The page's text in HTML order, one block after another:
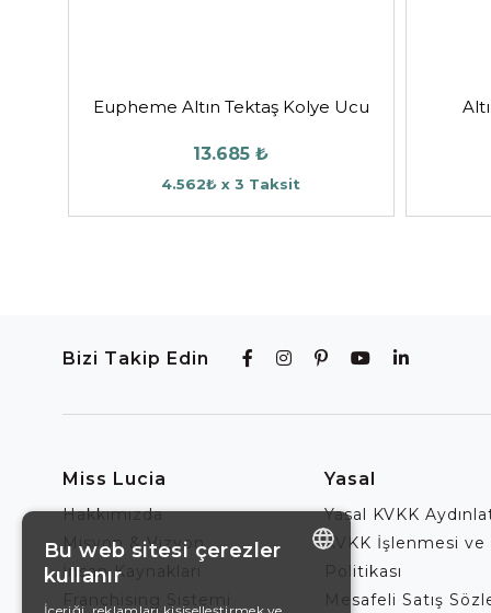
Eupheme Altın Tektaş Kolye Ucu
13.685 ₺
4.562₺ x 3 Taksit
Bizi Takip Edin
Miss Lucia
Hakkımızda
Misyon & Vizyon
İnsan Kaynakları
Yasal
Yasal KVKK
KVKK İşlenmesi ve
Politikası
Mesafeli Satış
Bu web sitesi çerezler
kullanır